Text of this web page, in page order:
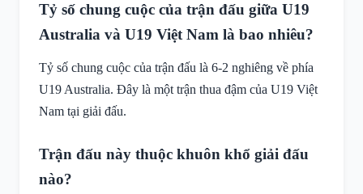
Tỷ số chung cuộc của trận đấu giữa U19
Australia và U19 Việt Nam là bao nhiêu?
Tỷ số chung cuộc của trận đấu là 6-2 nghiêng về phía
U19 Australia. Đây là một trận thua đậm của U19 Việt
Nam tại giải đấu.
Trận đấu này thuộc khuôn khổ giải đấu
nào?